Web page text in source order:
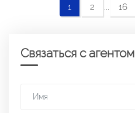
1 2 ... 16
Связаться с агентом